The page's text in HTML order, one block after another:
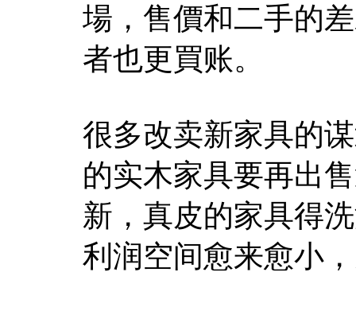
場，售價和二手的
者也更買账。
很多改卖新家具的
的实木家具要再出
新，真皮的家具得
利润空间愈来愈小